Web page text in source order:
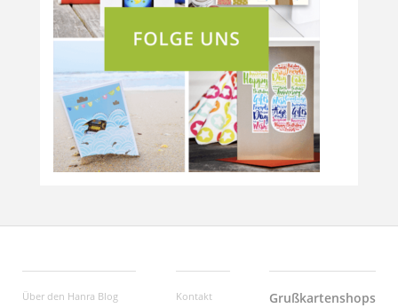
Über den Hanra Blog
Kontakt Grußkartenshops